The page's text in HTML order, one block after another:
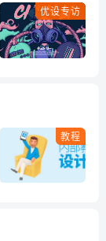
优设专访
教程